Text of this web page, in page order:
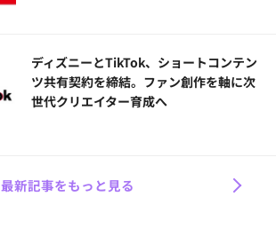
ディズニーとTikTok、ショートコンテン
ツ共有契約を締結。ファン創作を軸に次
世代クリエイター育成へ
最新記事をもっと見る